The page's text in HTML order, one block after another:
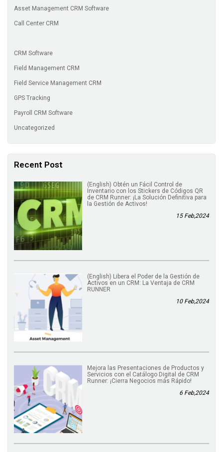
Asset Management CRM Software
Call Center CRM
CRM Software
Field Management CRM
Field Service Management CRM
GPS Tracking
Payroll CRM Software
Uncategorized
Recent Post
(English) Obtén un Fácil Control de
Inventario con los Stickers de Códigos QR
de CRM Runner: ¡La Solución Definitiva para
la Gestión de Activos!
15 Feb,2024
(English) Libera el Poder de la Gestión de
Activos en un CRM: La Ventaja de CRM
RUNNER
10 Feb,2024
Mejora las Presentaciones de Productos y
Servicios con el Catálogo Digital de CRM
Runner: ¡Cierra Negocios más Rápido!
6 Feb,2024